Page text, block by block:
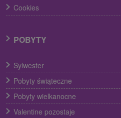
Cookies
POBYTY
Sylwester
Pobyty świąteczne
Pobyty wielkanocne
Valentine pozostaje